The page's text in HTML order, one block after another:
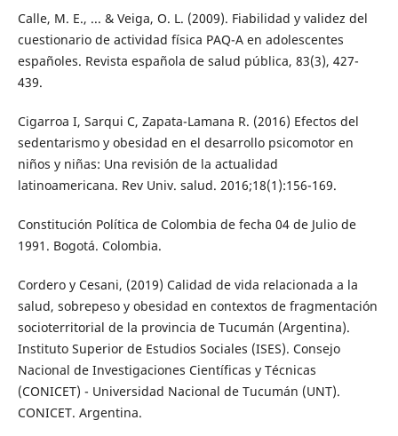
Calle, M. E., ... & Veiga, O. L. (2009). Fiabilidad y validez del
cuestionario de actividad física PAQ-A en adolescentes
españoles. Revista española de salud pública, 83(3), 427-
439.
Cigarroa I, Sarqui C, Zapata-Lamana R. (2016) Efectos del
sedentarismo y obesidad en el desarrollo psicomotor en
niños y niñas: Una revisión de la actualidad
latinoamericana. Rev Univ. salud. 2016;18(1):156-169.
Constitución Política de Colombia de fecha 04 de Julio de
1991. Bogotá. Colombia.
Cordero y Cesani, (2019) Calidad de vida relacionada a la
salud, sobrepeso y obesidad en contextos de fragmentación
socioterritorial de la provincia de Tucumán (Argentina).
Instituto Superior de Estudios Sociales (ISES). Consejo
Nacional de Investigaciones Científicas y Técnicas
(CONICET) - Universidad Nacional de Tucumán (UNT).
CONICET. Argentina.